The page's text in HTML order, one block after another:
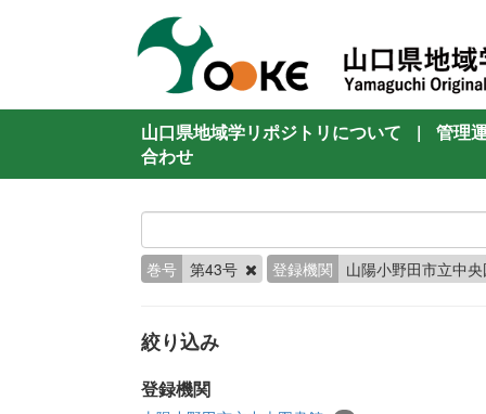
山口県地域学リポジトリについて |
管理
合わせ
巻号 第43号 登録機関 山陽小野田市立中
絞り込み
登録機関